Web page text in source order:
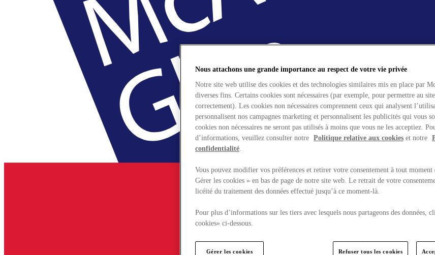
Nous attachons une grande importance au respect de votre vie privée
Notre site web utilise des cookies et des technologies similaires mis en place par
diverses fins. Certains cookies sont nécessaires (par exemple, pour permettre au
correctement). Les cookies non nécessaires comprennent ceux qui analysent
personnalisent nos campagnes marketing et personnalisent les publicités qui vous
cookies non nécessaires ne seront pas utilisés à moins que vous ne les acceptiez.
d’informations, veuillez consulter notre Politique relative aux cookies et notre
confidentialité.
Vous pouvez modifier vos préférences et retirer votre consentement à tout moment
Gérer les cookies » en bas de page de notre site web. Le retrait de votre
licéité du traitement des données effectué jusqu’à ce moment-là.
Pour plus d’informations sur les tiers avec lesquels nous partageons des données,
cookies» ci-dessous.
Gérer les cookies Refuser tous les cookies